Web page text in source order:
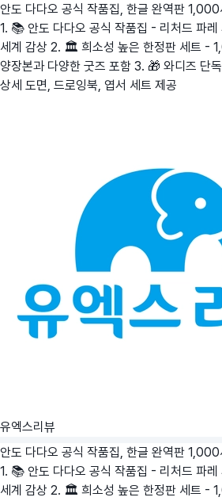
안도 다다오 공식 작품집, 한글 완역판 1,000
1. 📚 안도 다다오 공식 작품집 - 리처드 파레
세계 감상 2. 🏛️ 희소성 높은 한정판 세트 -
양장본과 다양한 굿즈 포함 3. 🎁 와디즈 단
상세 도면, 드로잉북, 엽서 세트 제공
유엑스리뷰
안도 다다오 공식 작품집, 한글 완역판 1,000
1. 📚 안도 다다오 공식 작품집 - 리처드 파레
세계 감상 2. 🏛️ 희소성 높은 한정판 세트 -